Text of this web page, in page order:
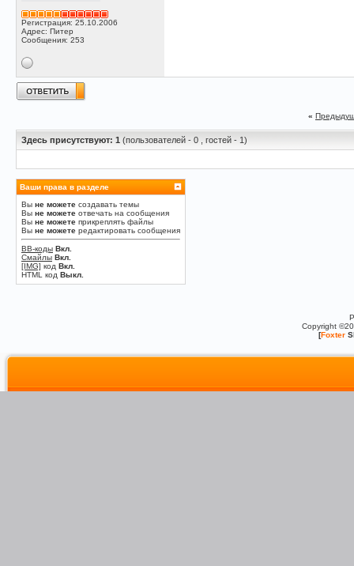
Регистрация: 25.10.2006
Адрес: Питер
Сообщения: 253
«
Здесь присутствуют: 1 (пользователей - 0 , гостей - 1)
Ваши права в разделе
Вы не можете создавать темы
Вы не можете отвечать на сообщения
Вы не можете прикреплять файлы
Вы не можете редактировать сообщения
BB-коды Вкл.
Смайлы Вкл.
[IMG] код Вкл.
HTML код Выкл.
Copyright
[Foxter